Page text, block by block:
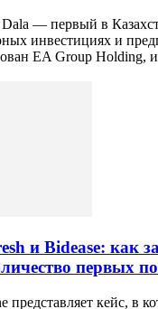
— первый в
инвестициях и
EA Group Holding, и
и Bidease: как
первых
представляет кейс, в